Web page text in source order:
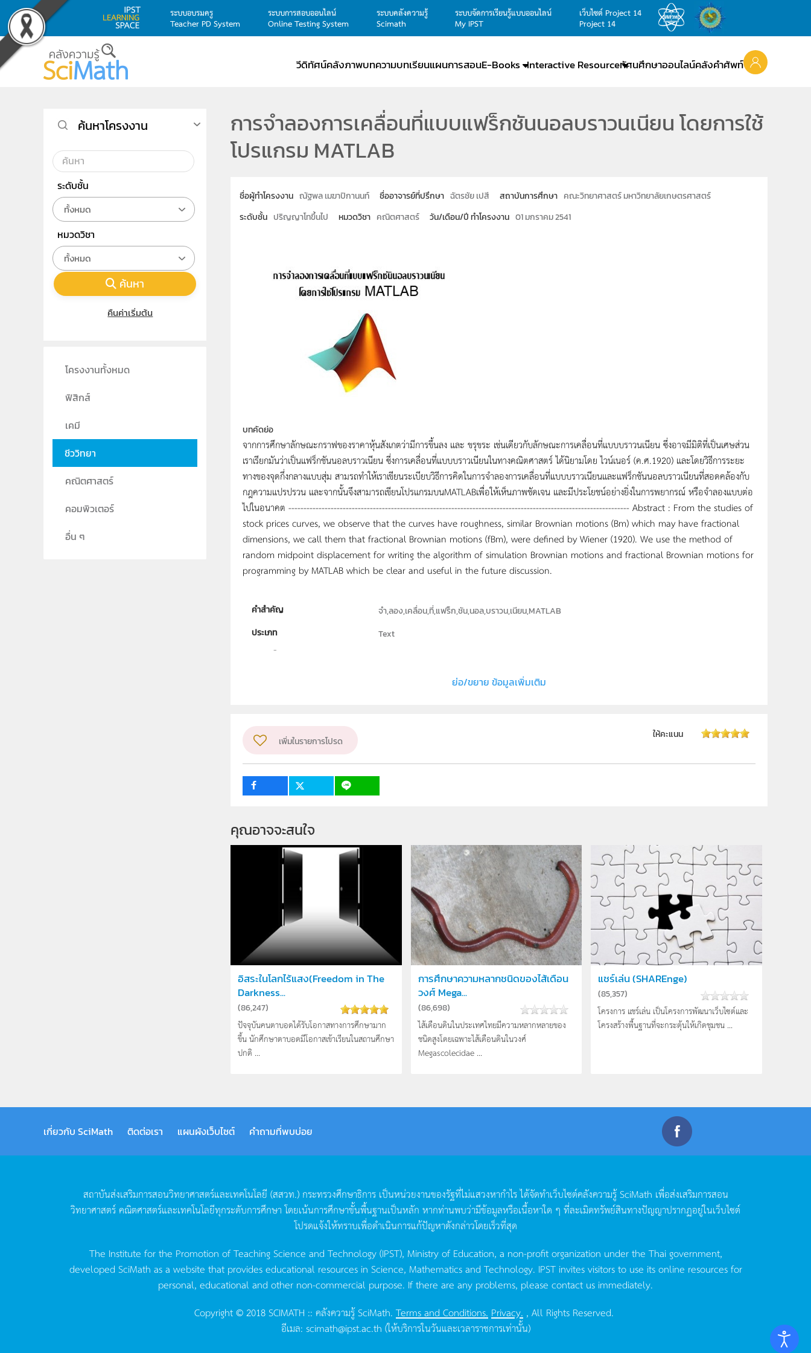
Skip to main content
ระบบอบรมครู
Teacher PD System
ระบบการสอบออนไลน์
Online Testing System
ระบบคลังความรู้
Scimath
ระบบจัดการเรียนรู้แบบออนไลน์
My IPST
เว็บไซต์ Project 14
Project 14
วีดิทัศน์คลังภาพบทความบทเรียนแผนการสอนE-Books Interactive Resourceทัศนศึกษาออนไลน์คลังคำศัพท์
การจำลองการเคลื่อนที่แบบแฟร็กชันนอลบราวนเนียน โดยการใช้
โปรแกรม MATLAB
ชื่อผู้ทำโครงงาน ณัฐพล เมฆาปิกานนท์ ชื่ออาจารย์ที่ปรึกษา ฉัตรชัย เปสี สถาบันการศึกษา คณะวิทยาศาสตร์ มหาวิทยาลัยเกษตรศาสตร์
ระดับชั้น ปริญญาโทขึ้นไป หมวดวิชา คณิตศาสตร์ วัน/เดือน/ปี ทำโครงงาน 01 มกราคม 2541
บทคัดย่อ
จากการศึกษาลักษณะกราฟของราคาหุ้นสังเกตว่ามีการขึ้นลง และ ขรุขระ เช่นเดียวกับลักษณะการเคลื่อนที่แบบบราวนเนียน ซึ่งอาจมีมิติที่เป็นเศษส่วน
เราเรียกมันว่าเป็นแฟร็กชันนอลบราวเนียน ซึ่งการเคลื่อนที่แบบบราวเนียนในทางคณิตศาสตร์ ได้นิยามโดย ไวน์เนอร์ (ค.ศ.1920) และโดยวิธีการระยะ
ทางของจุดกึ่งกลางแบบสุ่ม สามรถทำให้เราเขียนระเบียบวิธีการคิดในการจำลองการเคลื่อนที่แบบบราวเนียนและแฟร็กชันนอลบราวเนียนที่สอดคล้องกับ
กฎความแปรปรวน และจากนั้นจึงสามารถเขียนโปรแกรมบนMATLABเพื่อให้เห็นภาพชัดเจน และมีประโยชน์อย่างยิ่งในการพยากรณ์ หรือจำลองแบบต่อ
ไปในอนาคต ----------------------------------------------------------------------------------------------------------------- Abstract : From the studies of
stock prices curves, we observe that the curves have roughness, similar Brownian motions (Bm) which may have fractional
dimensions, we call them that fractional Brownian motions (fBm), were defined by Wiener (1920). We use the method of
random midpoint displacement for writing the algorithm of simulation Brownian motions and fractional Brownian motions for
programming by MATLAB which be clear and useful in the future discussion.
คำสำคัญ
จำ,ลอง,เคลื่อน,ที่,แฟร็ก,ชัน,นอล,บราวน,เนียน,MATLAB
ประเภท
Text
ย่อ/ขยาย ข้อมูลเพิ่มเติม
เพิ่มในรายการโปรด
ให้คะแนน
คุณอาจจะสนใจ
อิสระในโลกไร้แสง(Freedom in The
Darkness...
(86,247)
ปัจจุบันคนตาบอดได้รับโอกาสทางการศึกษามาก
ขึ้น นักศึกษาตาบอดมีโอกาสเข้าเรียนในสถานศึกษา
ปกติ ...
การศึกษาความหลากชนิดของไส้เดือน
วงศ์ Mega...
(86,698)
ไส้เดือนดินในประเทศไทยมีความหลากหลายของ
ชนิดสูงโดยเฉพาะไส้เดือนดินในวงศ์
Megascolecidae ...
แชร์เล่น (SHAREnge)
(85,357)
โครงการ แชร์เล่น เป็นโครงการพัฒนาเว็บไซต์และ
โครงสร้างพื้นฐานที่จะกระตุ้นให้เกิดชุมชน ...
ค้นหาโครงงาน
ระดับชั้น
ทั้งหมด
หมวดวิชา
ทั้งหมด
ค้นหา
คืนค่าเริ่มต้น
โครงงานทั้งหมด
ฟิสิกส์
เคมี
ชีววิทยา
คณิตศาสตร์
คอมพิวเตอร์
อื่น ๆ
เกี่ยวกับ SciMath ติดต่อเรา แผนผังเว็บไซต์ คำถามที่พบบ่อย
สถาบันส่งเสริมการสอนวิทยาศาสตร์และเทคโนโลยี (สสวท.) กระทรวงศึกษาธิการ เป็นหน่วยงานของรัฐที่ไม่แสวงหากำไรได้จัดทำเว็บไซต์คลังความรู้SciMath เพื่อส่งเสริมการสอน
วิทยาศาสตร์คณิตศาสตร์และเทคโนโลยีทุกระดับการศึกษา โดยเน้นการศึกษาขั้นพื้นฐานเป็นหลัก หากท่านพบว่ามีข้อมูลหรือเนื้อหาใด ๆ ที่ละเมิดทรัพย์สินทางปัญญาปรากฏอยู่ในเว็บไซต์
โปรดแจ้งให้ทราบเพื่อดำเนินการแก้ปัญหาดังกล่าวโดยเร็วที่สุด
The Institute for the Promotion of Teaching Science and Technology (IPST), Ministry of Education, a non-profit organization under the Thai government,
developed SciMath as a website that provides educational resources in Science, Mathematics and Technology. IPST invites visitors to use its online resources for
personal, educational and other non-commercial purpose. If there are any problems, please contact us immediately.
Copyright © 2018 SCIMATH :: คลังความรู้ SciMath.Terms and Conditions. Privacy. , All Rights Reserved.
อีเมล: scimath@ipst.ac.th (ให้บริการในวันและเวลาราชการเท่านั้น)